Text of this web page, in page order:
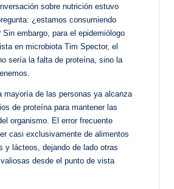
sobre nutrición estuvo
¿estamos consumiendo
embargo, para el epidemiólogo
en microbiota Tim Spector, el
sería la falta de proteína, sino la
mayoría de las personas ya alcanza
de proteína para mantener las
organismo. El error frecuente
casi exclusivamente de alimentos
y lácteos, dejando de lado otras
desde el punto de vista